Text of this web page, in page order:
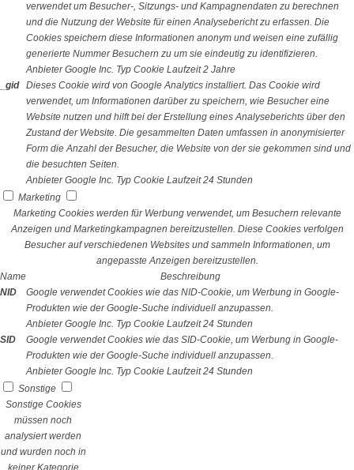
verwendet um Besucher-, Sitzungs- und Kampagnendaten zu berechnen
und die Nutzung der Website für einen Analysebericht zu erfassen. Die
Cookies speichern diese Informationen anonym und weisen eine zufällig
generierte Nummer Besuchern zu um sie eindeutig zu identifizieren.
Anbieter Google Inc. Typ Cookie Laufzeit 2 Jahre
_gid
Dieses Cookie wird von Google Analytics installiert. Das Cookie wird
verwendet, um Informationen darüber zu speichern, wie Besucher eine
Website nutzen und hilft bei der Erstellung eines Analyseberichts über den
Zustand der Website. Die gesammelten Daten umfassen in anonymisierter
Form die Anzahl der Besucher, die Website von der sie gekommen sind und
die besuchten Seiten.
Anbieter Google Inc. Typ Cookie Laufzeit 24 Stunden
Marketing
Marketing Cookies werden für Werbung verwendet, um Besuchern relevante
Anzeigen und Marketingkampagnen bereitzustellen. Diese Cookies verfolgen
Besucher auf verschiedenen Websites und sammeln Informationen, um
angepasste Anzeigen bereitzustellen.
Name
Beschreibung
NID
Google verwendet Cookies wie das NID-Cookie, um Werbung in Google-
Produkten wie der Google-Suche individuell anzupassen.
Anbieter Google Inc. Typ Cookie Laufzeit 24 Stunden
SID
Google verwendet Cookies wie das SID-Cookie, um Werbung in Google-
Produkten wie der Google-Suche individuell anzupassen.
Anbieter Google Inc. Typ Cookie Laufzeit 24 Stunden
Sonstige
Sonstige Cookies
müssen noch
analysiert werden
und wurden noch in
keiner Kategorie